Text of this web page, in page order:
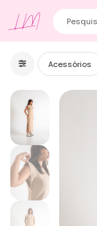
Primeira
LM
Acessórios